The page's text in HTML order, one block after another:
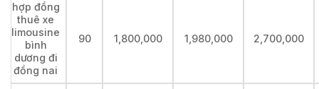
hợp đồng
thuê xe
limousine
bình
dương đi
đồng nai
90 1,800,000 1,980,000 2,700,000